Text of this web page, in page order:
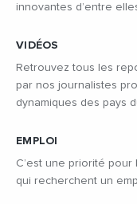
innovantes d’entre
VIDÉOS
Retrouvez tous les
par nos journalistes
dynamiques des pays
EMPLOI
C’est une priorité pour
qui recherchent un